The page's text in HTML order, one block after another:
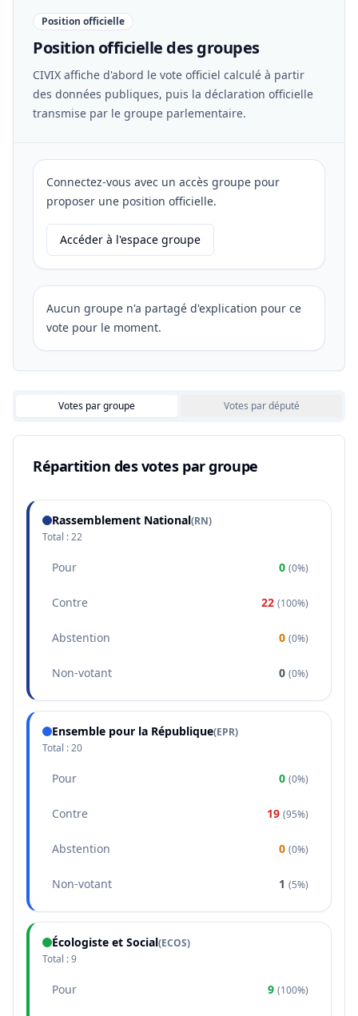
Position officielle
Position officielle des groupes
CIVIX affiche d'abord le vote officiel calculé à partir
des données publiques, puis la déclaration officielle
transmise par le groupe parlementaire.
Connectez-vous avec un accès groupe pour
proposer une position officielle.
Accéder à l'espace groupe
Aucun groupe n'a partagé d'explication pour ce
vote pour le moment.
Votes par groupe Votes par député
Répartition des votes par groupe
Rassemblement National(RN)
Total :22
Pour 0 (0%)
Contre 22 (100%)
Abstention 0 (0%)
Non-votant 0 (0%)
Ensemble pour la République(EPR)
Total :20
Pour 0 (0%)
Contre 19 (95%)
Abstention 0 (0%)
Non-votant 1 (5%)
Écologiste et Social(ECOS)
Total :9
Pour 9 (100%)